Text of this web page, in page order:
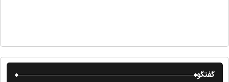
گفتگو